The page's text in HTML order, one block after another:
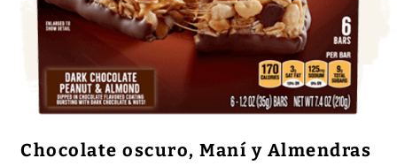
Chocolate oscuro, Maní y Almendras